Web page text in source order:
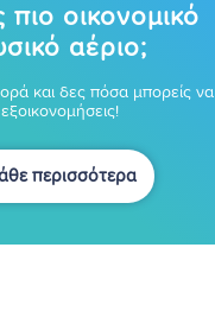
πιο οικονομικό
αέριο;
και δες πόσα μπορείς να
εξοικονομήσεις!
περισσότερα